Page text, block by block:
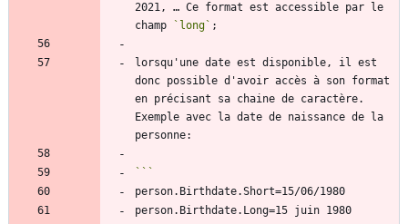
2021, … Ce format est accessible par le
champ
`long`
lorsqu'une date est disponible, il est
donc possible d'avoir accès à son format
en précisant sa chaine de caractère.
Exemple avec la date de naissance de la